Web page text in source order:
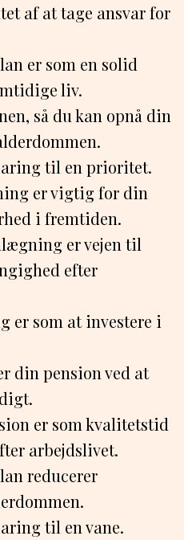
af at tage ansvar for
er som en solid
liv.
så du kan opnå din
til en prioritet.
er vigtig for din
i fremtiden.
er vejen til
efter
er som at investere i
din pension ved at
er som kvalitetstid
arbejdslivet.
reducerer
til en vane.